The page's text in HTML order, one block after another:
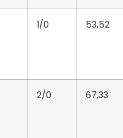
1/0 53,52
2/0 67,33